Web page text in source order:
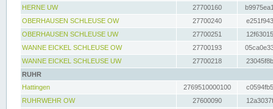
HERNE UW
27700160
OBERHAUSEN SCHLEUSE OW
27700240
OBERHAUSEN SCHLEUSE UW
27700251
WANNE EICKEL SCHLEUSE OW
27700193
WANNE EICKEL SCHLEUSE UW
27700218
RUHR
Hattingen
2769510000100
RUHRWEHR OW
27600090